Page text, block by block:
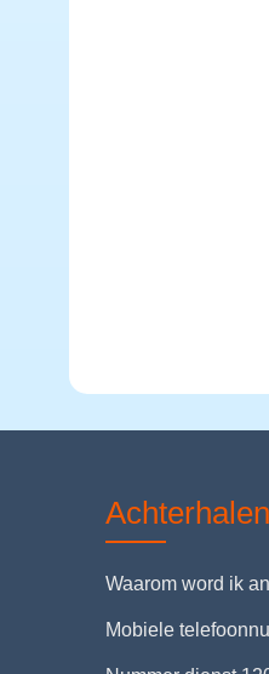
Achterhalen
Waarom word ik
Mobiele